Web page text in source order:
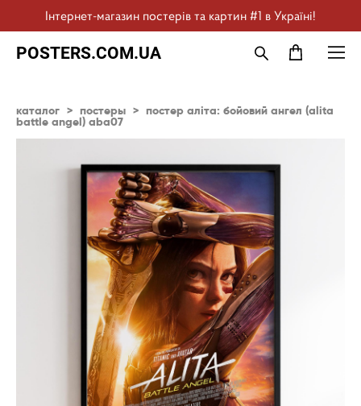
Інтернет-магазин постерів та картин #1 в Україні!
POSTERS.COM.UA
каталог > постеры > постер аліта: бойовий ангел (alita
battle angel) aba07